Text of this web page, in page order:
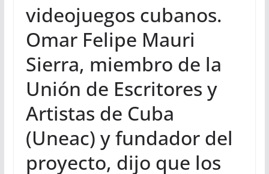
videojuegos cubanos.
Omar Felipe Mauri
Sierra, miembro de la
Unión de Escritores y
Artistas de Cuba
(Uneac) y fundador del
proyecto, dijo que los